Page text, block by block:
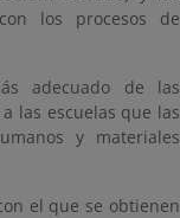
los procesos de
adecuado de las
las escuelas que las
y materiales
el que se obtienen